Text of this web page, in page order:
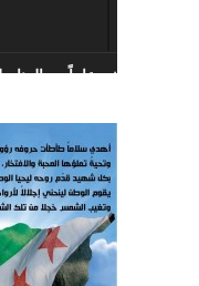
خمسة عشر عاماً مع المناضل
غاب صاحب الضحكة